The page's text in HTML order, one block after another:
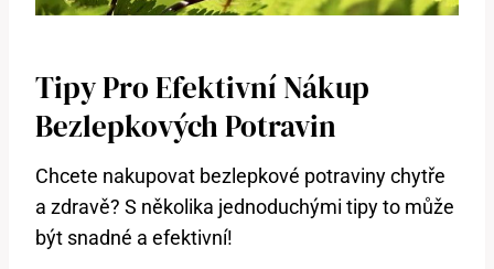
Tipy Pro Efektivní Nákup
Bezlepkových Potravin
Chcete nakupovat bezlepkové potraviny chytře
a zdravě? S několika jednoduchými tipy to může
být snadné a efektivní!